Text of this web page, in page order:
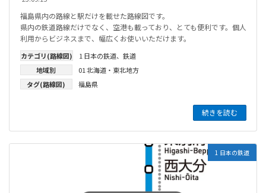
福島県内の路線と駅だけを載せた路線図です。
県内の鉄道路線だけでなく、空港も載っており、とても便利です。個人
利用からビジネスまで、幅広くお使いいただけます。
カテゴリ(路線図) 1 日本の鉄道、 鉄道
地域別
01 北海道・東北地方
タグ(路線図)
福島県
続きを読む
1 日本の鉄道